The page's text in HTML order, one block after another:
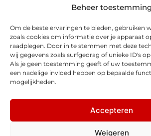
Beheer toestemming
Om de beste ervaringen te bieden, gebruiken
zoals cookies om informatie over je apparaat
raadplegen. Door in te stemmen met deze
wij gegevens zoals surfgedrag of unieke ID's
Als je geen toestemming geeft of uw
een nadelige invloed hebben op bepaalde
mogelijkheden.
Accepteren
Weigeren
Maandag t/m vrijdag
08.00
Zondag
Volg ons
© 2026 - Honda Welman